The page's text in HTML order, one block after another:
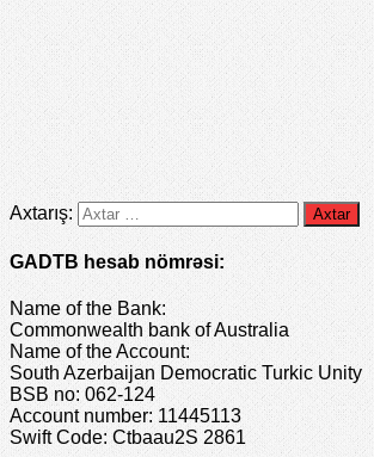
Axtarış:
GADTB hesab nömrəsi:
Name of the Bank:
Commonwealth bank of Australia
Name of the Account:
South Azerbaijan Democratic Turkic Unity
BSB no: 062-124
Account number: 11445113
Swift Code: Ctbaau2S 2861